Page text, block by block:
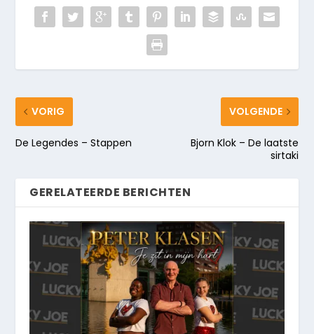
VORIG
De Legendes – Stappen
VOLGENDE
Bjorn Klok – De laatste
sirtaki
GERELATEERDE BERICHTEN